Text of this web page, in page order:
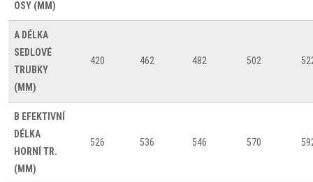
OSY (MM)
A DÉLKA
SEDLOVÉ
TRUBKY
(MM)
420 462 482 502
B EFEKTIVNÍ
DÉLKA
HORNÍ TR.
(MM)
526 536 546 570